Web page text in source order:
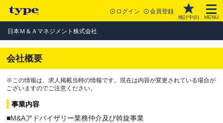
ログイン 会員登録
検討中(0) MENU
日本Ｍ＆Ａマネジメント株式会社
会社概要
※この情報は、求人掲載当時の情報です。現在は内容が変更されている場合が
ございますのでご注意ください。
事業内容
■M&Aアドバイザリー業務仲介及び斡旋事業